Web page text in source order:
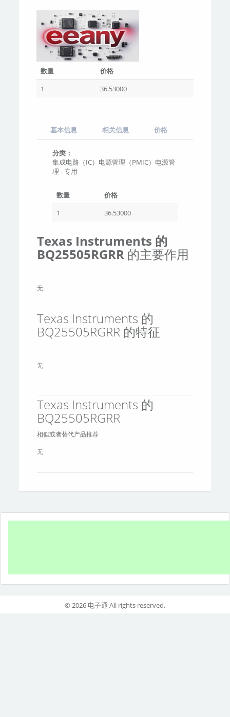
数量
价格
1
36.53000
基本信息 相关信息 价格
分类：
集成电路（IC）电源管理（PMIC）电源管
理 - 专用
数量
价格
1
36.53000
Texas Instruments 的
BQ25505RGRR 的主要作用
无
Texas Instruments 的
BQ25505RGRR 的特征
无
Texas Instruments 的
BQ25505RGRR
相似或者替代产品推荐
无
© 2026 电子通 All rights reserved.